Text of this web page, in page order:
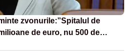
zvonurile:”Spitalul de
de euro, nu 500 de